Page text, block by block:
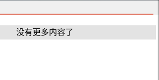
没有更多内容了